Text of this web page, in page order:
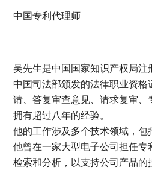
中国专利代理师
吴先生是中国国家知识产权局
中国司法部颁发的法律职业资格
请、答复审查意见、请求复审
拥有超过八年的经验。
他的工作涉及多个技术领域，包
他曾在一家大型电子公司担任
检索和分析，以支持公司产品的